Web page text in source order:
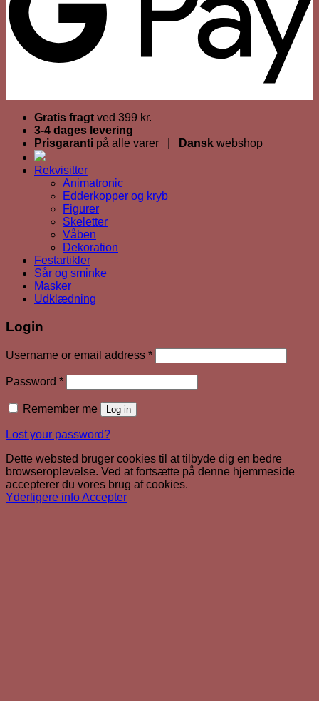
Gratis fragt ved 399 kr.
3-4 dages levering
Prisgaranti på alle varer | Dansk webshop
Rekvisitter
Animatronic
Edderkopper og kryb
Figurer
Skeletter
Våben
Dekoration
Festartikler
Sår og sminke
Masker
Udklædning
Login
Username or email address *Required
Password *Required
Remember me Log in
Lost your password?
Dette websted bruger cookies til at tilbyde dig en bedre
browseroplevelse. Ved at fortsætte på denne hjemmeside
accepterer du vores brug af cookies.
Yderligere infoAccepter